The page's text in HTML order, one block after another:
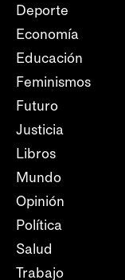
Deporte
Economía
Educación
Feminismos
Futuro
Justicia
Libros
Mundo
Opinión
Política
Salud
Trabajo